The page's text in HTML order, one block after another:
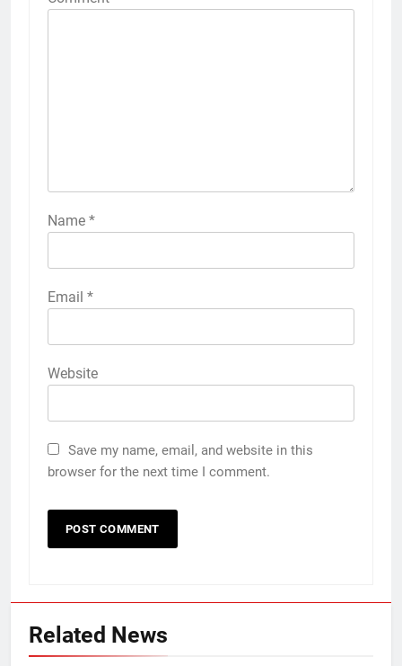
Name *
Email *
Website
Save my name, email, and website in this
browser for the next time I comment.
Related News